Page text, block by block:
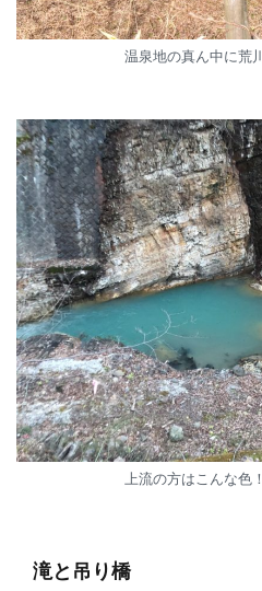
温泉地の真ん中に荒
上流の方はこんな色
滝と吊り橋